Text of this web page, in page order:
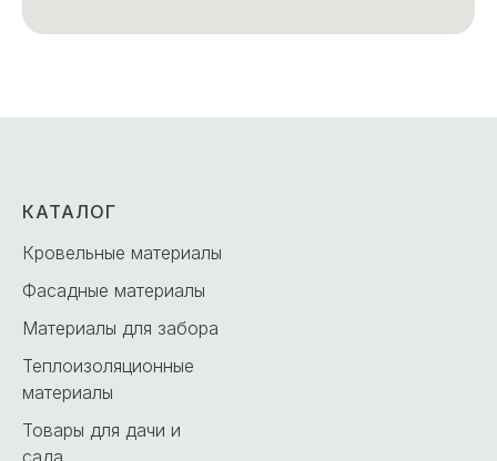
КАТАЛОГ
Кровельные материалы
Фасадные материалы
Материалы для забора
Теплоизоляционные
материалы
Товары для дачи и
сада